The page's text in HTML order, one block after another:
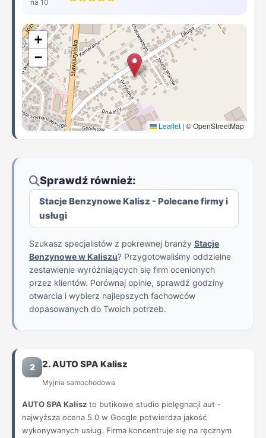
na 10
+
−
Leaflet | © OpenStreetMap
Sprawdź również:
Stacje Benzynowe Kalisz - Polecane firmy i
usługi
Szukasz specjalistów z pokrewnej branży Stacje
Benzynowe w Kaliszu? Przygotowaliśmy oddzielne
zestawienie wyróżniających się firm ocenionych
przez klientów. Porównaj opinie, sprawdź godziny
otwarcia i wybierz najlepszych fachowców
dopasowanych do Twoich potrzeb.
2 2. AUTO SPA Kalisz
Myjnia samochodowa
AUTO SPA Kalisz to butikowe studio pielęgnacji aut -
najwyższa ocena 5.0 w Google potwierdza jakość
wykonywanych usług. Firma koncentruje się na ręcznym